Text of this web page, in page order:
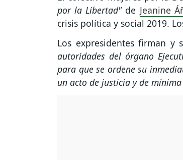
por la Libertad"de Jeanine
crisis política y social 2019.
Los expresidentes firman y
autoridades del órgano
para que se ordene su
un acto de justicia y de